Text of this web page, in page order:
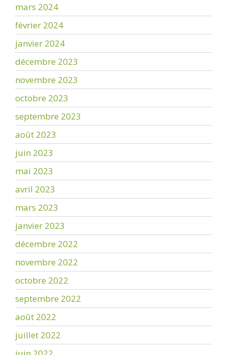
mars 2024
février 2024
janvier 2024
décembre 2023
novembre 2023
octobre 2023
septembre 2023
août 2023
juin 2023
mai 2023
avril 2023
mars 2023
janvier 2023
décembre 2022
novembre 2022
octobre 2022
septembre 2022
août 2022
juillet 2022